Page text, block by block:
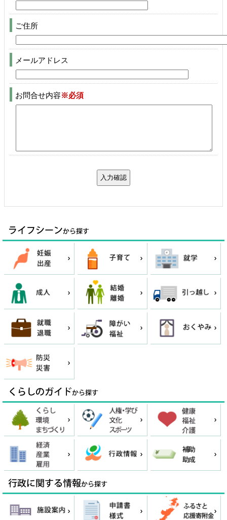
ご住所
メールアドレス
お問合せ内容※必須